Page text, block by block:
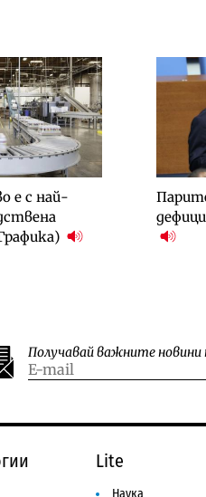
е с най-
Получавай важните
Lite